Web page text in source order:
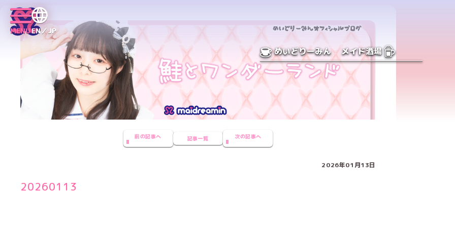
MENUEN／JP
めいどりーみん メイド酒場
前の記事へ 記事一覧 次の記事へ
2026年01月13日
20260113